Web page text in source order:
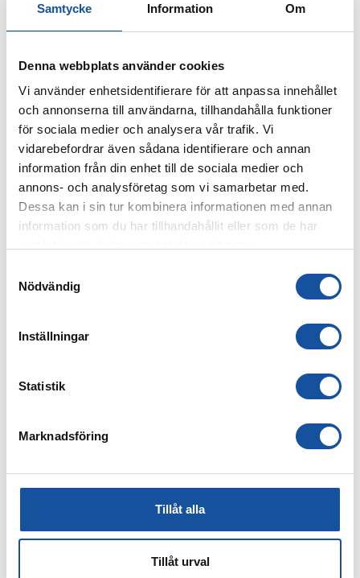
Samtycke Information Om
Denna webbplats använder cookies
Vi använder enhetsidentifierare för att anpassa innehållet
och annonserna till användarna, tillhandahålla funktioner
för sociala medier och analysera vår trafik. Vi
vidarebefordrar även sådana identifierare och annan
information från din enhet till de sociala medier och
annons- och analysföretag som vi samarbetar med.
Dessa kan i sin tur kombinera informationen med annan
information som du har tillhandahållit eller som de har
Nödvändig
Inställningar
Statistik
Marknadsföring
Tillåt alla
Tillåt urval
Skicka in din spontanansökan här
Namn
E-post
Personligt meddelande
Bifoga filer (max 2 pdf- filer)